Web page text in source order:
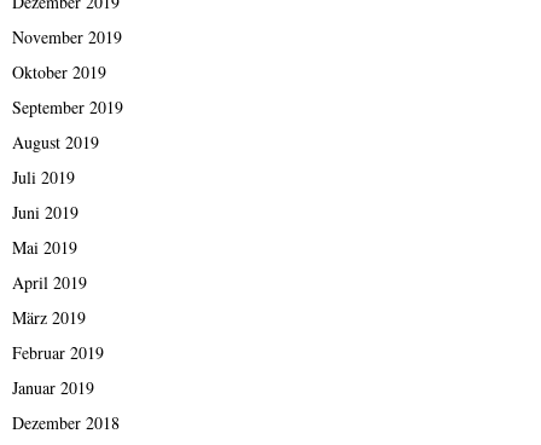
November 2019
Oktober 2019
September 2019
August 2019
Juli 2019
Juni 2019
Mai 2019
April 2019
März 2019
Februar 2019
Januar 2019
Dezember 2018